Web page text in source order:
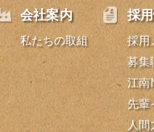
会社案内
私たちの取組
採
採用
募集
江
先輩
人間